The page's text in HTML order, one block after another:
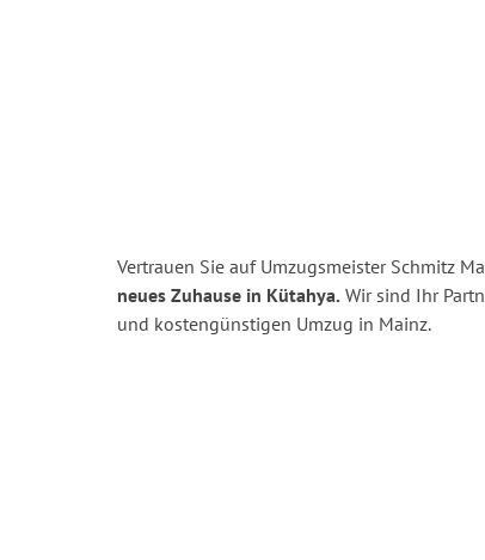
Vertrauen Sie auf Umzugsmeister Schmitz
neues Zuhause in Kütahya. Wir sind Ihr
und kostengünstigen Umzug in Mainz.